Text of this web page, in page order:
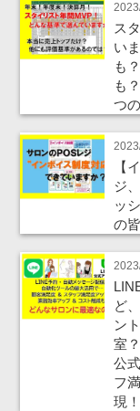
ス
い
も
も
つ
【
ジ
ッ
の
ど
ン
室
公
フ
現！